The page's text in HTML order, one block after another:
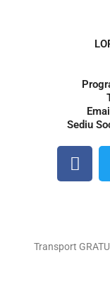
Sediu
F
a
o
Transport